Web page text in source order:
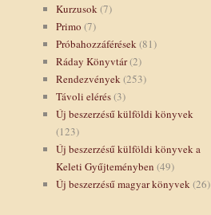
Kurzusok(7)
Primo (7)
Próbahozzáférések(81)
Ráday Könyvtár(2)
Rendezvények(253)
Távoli elérés(3)
Új beszerzésű külföldi könyvek
(123)
Új beszerzésű külföldi könyvek a
Keleti Gyűjteményben (49)
Új beszerzésű magyar könyvek(26)